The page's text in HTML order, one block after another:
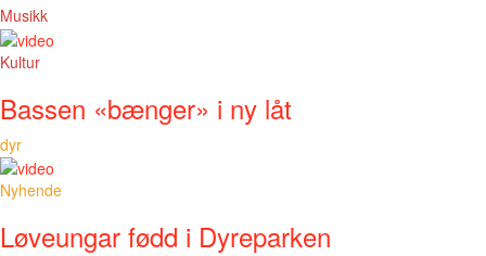
Musikk
Kultur
Bassen «bænger» i ny låt
dyr
Nyhende
Løveungar fødd i Dyreparken